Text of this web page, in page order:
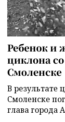
Ребенок и
циклона
Смоленске
В результате
Смоленске
глава города